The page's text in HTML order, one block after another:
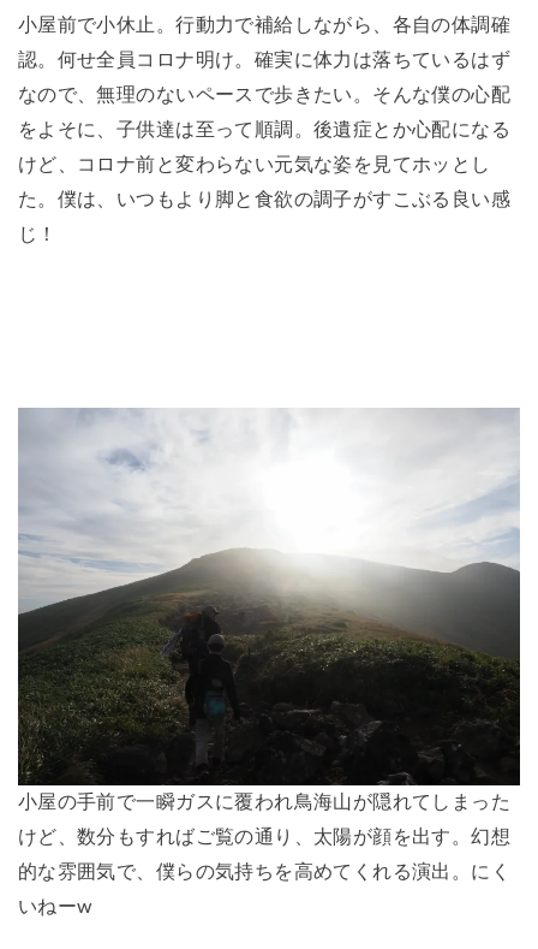
小屋前で小休止。行動力で補給しながら、各自の体調確
認。何せ全員コロナ明け。確実に体力は落ちているはず
なので、無理のないペースで歩きたい。そんな僕の心配
をよそに、子供達は至って順調。後遺症とか心配になる
けど、コロナ前と変わらない元気な姿を見てホッとし
た。僕は、いつもより脚と食欲の調子がすこぶる良い感
じ！
小屋の手前で一瞬ガスに覆われ鳥海山が隠れてしまった
けど、数分もすればご覧の通り、太陽が顔を出す。幻想
的な雰囲気で、僕らの気持ちを高めてくれる演出。にく
いねーw